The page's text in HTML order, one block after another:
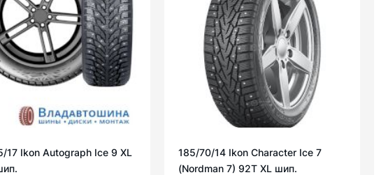
17 Ikon Autograph Ice 9 XL
185/70/14 Ikon Character Ice 7
(Nordman 7) 92T XL шип.